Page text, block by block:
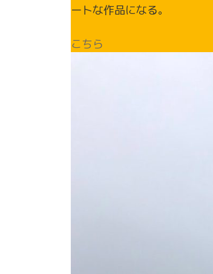
ートな作品になる。
こちら